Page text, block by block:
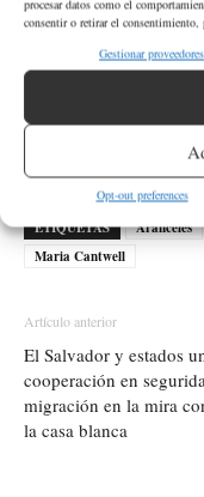
procesar datos como el
consentir o retirar el consentimiento,
Gestionar proveedores
Opt-out preferences
El estado deWashington
políticas arancelarias,
exterior, especialmente
lo que resalta la
ETIQUETAS Aranceles
Maria Cantwell
Artículo anterior
El Salvador y estados
cooperación en
migración en la mira
la casa blanca